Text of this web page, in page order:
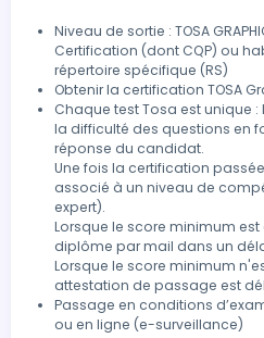
Niveau de sortie : TOSA
Certification (dont CQP) ou
répertoire spécifique (RS)
Obtenir la certification TOSA
Chaque test Tosa est unique
la difficulté des questions en
réponse du candidat.
Une fois la certification
associé à un niveau de
expert).
Lorsque le score minimum
diplôme par mail dans un
Lorsque le score minimum
attestation de passage est
Passage en conditions
ou en ligne (e-surveillance)